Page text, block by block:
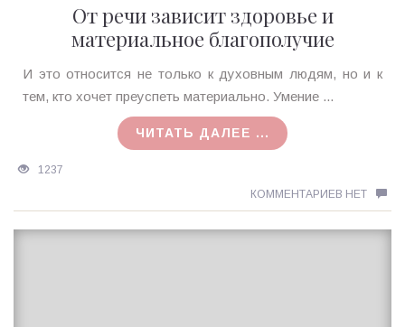
От речи зависит здоровье и
материальное благополучие
Ирина
MagicTantra
И это относится не только к духовным людям, но и к
тем, кто хочет преуспеть материально. Умение ...
ЧИТАТЬ ДАЛЕЕ ...
1237
КОММЕНТАРИЕВ НЕТ